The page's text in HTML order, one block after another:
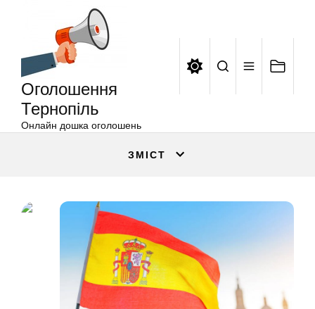
Оголошення
Тернопіль
Онлайн дошка оголошень
ЗМІСТ